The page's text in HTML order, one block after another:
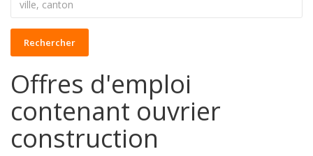
Rechercher
Offres d'emploi
contenant ouvrier
construction